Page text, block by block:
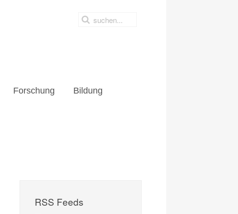
Forschung Bildung
RSS Feeds